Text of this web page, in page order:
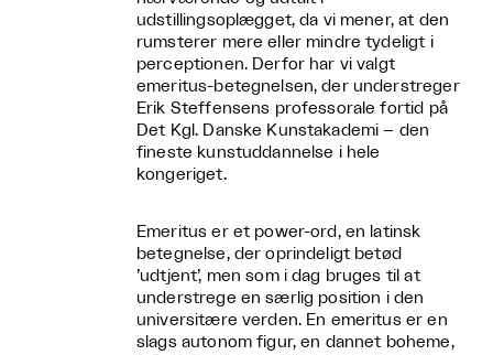
udstillingsoplægget, da vi mener, at den
rumsterer mere eller mindre tydeligt i
perceptionen. Derfor har vi valgt
emeritus-betegnelsen, der understreger
Erik Steffensens professorale fortid på
Det Kgl. Danske Kunstakademi – den
fineste kunstuddannelse i hele
kongeriget.
Emeritus er et power-ord, en latinsk
betegnelse, der oprindeligt betød
’udtjent’, men som i dag bruges til at
understrege en særlig position i den
universitære verden. En emeritus er en
slags autonom figur, en dannet boheme,